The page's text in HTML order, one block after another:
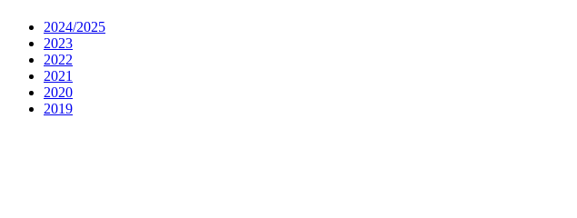
2024/2025
2023
2022
2021
2020
2019